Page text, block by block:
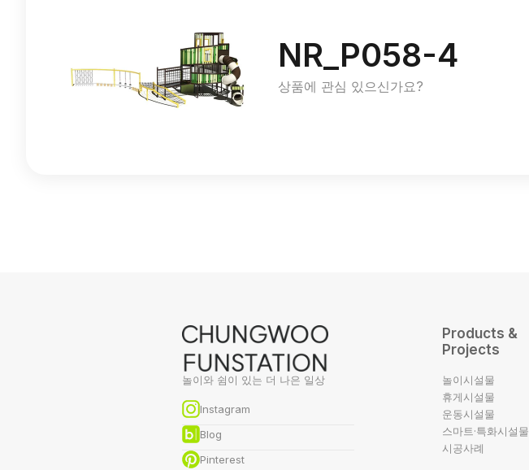
NR_P058-4
상품에 관심 있으신가요?
놀이와 쉼이 있는 더 나은 일상
Instagram
Blog
Pinterest
Products &
Projects
놀이시설물
휴게시설물
운동시설물
스마트·특화시설물
시공사례